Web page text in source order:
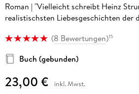
Roman | "Vielleicht schreibt Heinz
realistischsten Liebesgeschichten der
(8 Bewertungen)15
Buch (gebunden)
23,00 € inkl. Mwst.